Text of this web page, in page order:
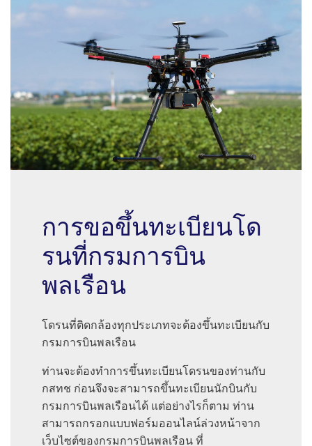
การขอขึ้นทะเบียนโด
รนที่กรมการบิน
พลเรือน
โดรนที่ติดกล้องทุกประเภทจะต้องขึ้นทะเบียนกับ
กรมการบินพลเรือน
ท่านจะต้องทำการขึ้นทะเบียนโดรนของท่านกับ
กสทช ก่อนจึงจะสามารถขึ้นทะเบียนนักบินกับ
กรมการบินพลเรือนได้ แต่อย่างไรก็ตาม ท่าน
สามารถกรอกแบบฟอร์มออนไลน์ล่วงหน้าจาก
เว็บไซต์ของกรมการบินพลเรือน ที่